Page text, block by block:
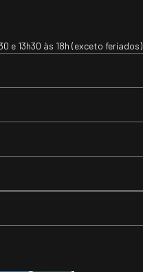
e 13h30 às 18h (exceto feriados)